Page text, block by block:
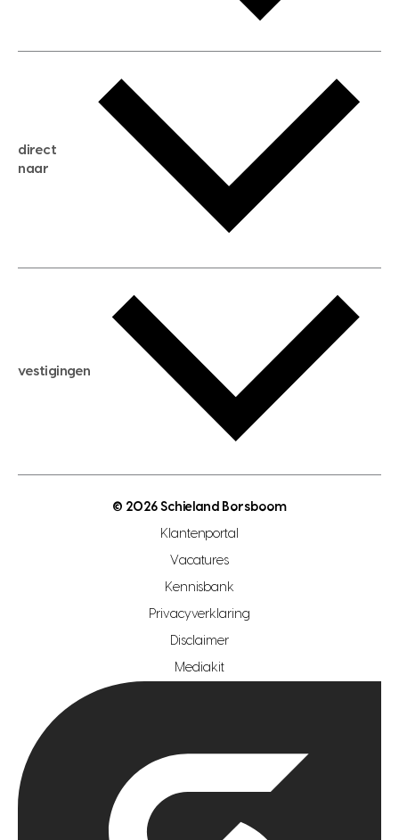
gratis zoekservice
huis verkopen
huis kopen
aankoopadvies
verkoopadvies
hypotheekadvies
direct
naar
hypotheek berekenen
maximale hypotheek berekenen
hypotheek bespaarcheck
gratis zoekprofiel aanmaken
open woningwaarde dag
vestigingen
makelaar regio zoetermeer
hypotheekshop regio den haag
hypotheekshop regio rotterdam
© 2026 Schieland Borsboom
Klantenportal
Vacatures
Kennisbank
Privacyverklaring
Disclaimer
Mediakit